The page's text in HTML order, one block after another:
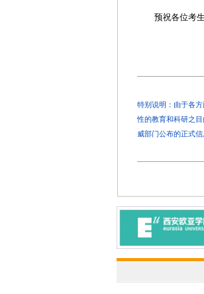
预祝各位考生
特别说明：由于各
性的教育和科研之
威部门公布的正式信